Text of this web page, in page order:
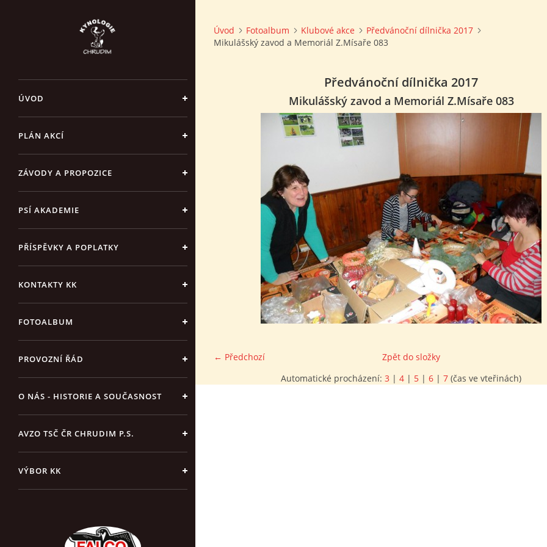
ÚVOD
PLÁN AKCÍ
ZÁVODY A PROPOZICE
PSÍ AKADEMIE
PŘÍSPĚVKY A POPLATKY
KONTAKTY KK
FOTOALBUM
PROVOZNÍ ŘÁD
O NÁS - HISTORIE A SOUČASNOST
AVZO TSČ ČR CHRUDIM P.S.
VÝBOR KK
Úvod Fotoalbum Klubové akce
Předvánoční dílnička 2017
Mikulášský zavod a Memoriál Z.Mísaře 083
Předvánoční dílnička 2017
Mikulášský zavod a Memoriál Z.Mísaře 083
← Předchozí
Zpět do složky
Automatické procházení: 3 | 4 | 5 | 6 | 7 (čas ve vteřinách)